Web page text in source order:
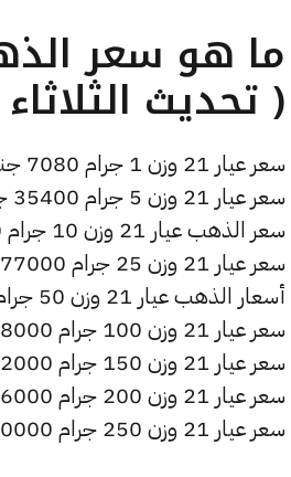
( تحديث الثلاثاء 14 أبريل الساعة 5:25 مساءً )
سعر عيار 21 وزن 1 جرام 7080 جنيه للشراء، وللبيع 7150 جنيه.
سعر عيار 21 وزن 5 جرام 35400 جنيه للشراء، وللبيع 35750 جنيه.
سعر الذهب عيار 21 وزن 10 جرام 70800 جنيه للشراء، وللبيع 71500 جنيه.
سعر عيار 21 وزن 25 جرام 177000 جنيه للشراء، وللبيع 178750 جنيه.
أسعار الذهب عيار 21 وزن 50 جرام 354000 جنيه للشراء، وللبيع 357500 جنيه.
سعر عيار 21 وزن 100 جرام 708000 جنيه للشراء، وللبيع 715000 جنيه.
سعر عيار 21 وزن 150 جرام 1062000 جنيه للشراء، وللبيع 1072500 جنيه.
سعر عيار 21 وزن 200 جرام 1416000 جنيه للشراء، وللبيع 1430000 جنيه.
سعر عيار 21 وزن 250 جرام 1770000 جنيه للشراء، وللبيع 1787500 جنيه.